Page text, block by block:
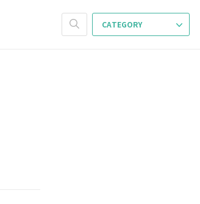
CATEGORY